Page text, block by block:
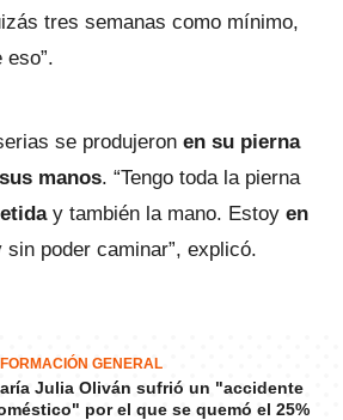
tres semanas como mínimo,
eso”.
se produjeron en su pierna
manos. “Tengo toda la pierna
y también la mano. Estoy en
sin poder caminar”, explicó.
GENERAL
Julia Oliván sufrió un "accidente
por el que se quemó el 25%